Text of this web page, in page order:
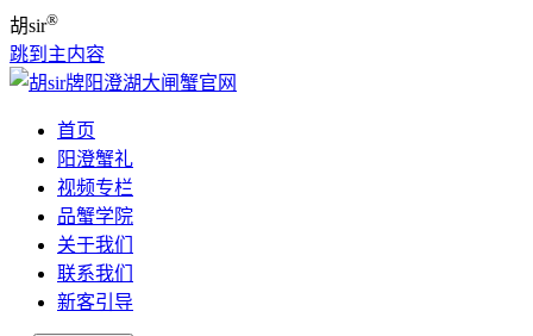
胡sir®
跳到主内容
首页
阳澄蟹礼
视频专栏
品蟹学院
关于我们
联系我们
新客引导